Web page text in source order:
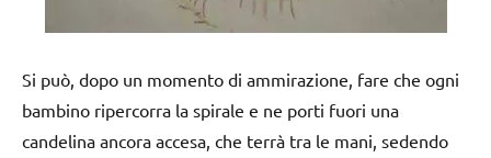
Si può, dopo un momento di ammirazione, fare che ogni
bambino ripercorra la spirale e ne porti fuori una
candelina ancora accesa, che terrà tra le mani, sedendo